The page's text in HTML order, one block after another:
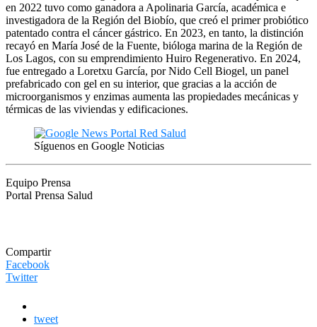
en 2022 tuvo como ganadora a Apolinaria García, académica e
investigadora de la Región del Biobío, que creó el primer probiótico
patentado contra el cáncer gástrico. En 2023, en tanto, la distinción
recayó en María José de la Fuente, bióloga marina de la Región de
Los Lagos, con su emprendimiento Huiro Regenerativo. En 2024,
fue entregado a Loretxu García, por Nido Cell Biogel, un panel
prefabricado con gel en su interior, que gracias a la acción de
microorganismos y enzimas aumenta las propiedades mecánicas y
térmicas de las viviendas y edificaciones.
Síguenos en Google Noticias
Equipo Prensa
Portal Prensa Salud
Compartir
Facebook
Twitter
tweet